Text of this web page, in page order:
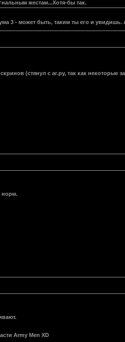
жестам...Хотя-бы так.
3 - может быть, таким ты его и увидишь.
(стянул с аг.ру, так как некоторые
норм.
Army Men XD